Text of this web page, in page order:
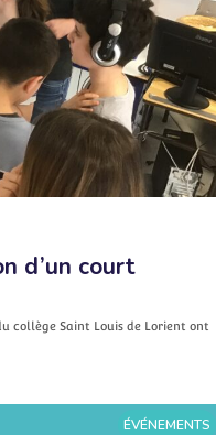
d’un court
collège Saint Louis de Lorient ont
ÉVÉNEMENTS